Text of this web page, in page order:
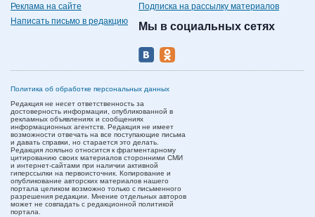
Реклама на сайте
Написать письмо в редакцию
Подписка на рассылку материалов
Мы в социальных сетях
Политика об обработке персональных данных
Редакция не несет ответственность за
достоверность информации, опубликованной в
рекламных объявлениях и сообщениях
информационных агентств. Редакция не имеет
возможности отвечать на все поступающие письма
и давать справки, но старается это делать.
Редакция лояльно относится к фрагментарному
цитированию своих материалов сторонними СМИ
и интернет-сайтами при наличии активной
гиперссылки на первоисточник. Копирование и
опубликование авторских материалов нашего
портала целиком возможно только с письменного
разрешения редакции. Мнение отдельных авторов
может не совпадать с редакционной политикой
портала.